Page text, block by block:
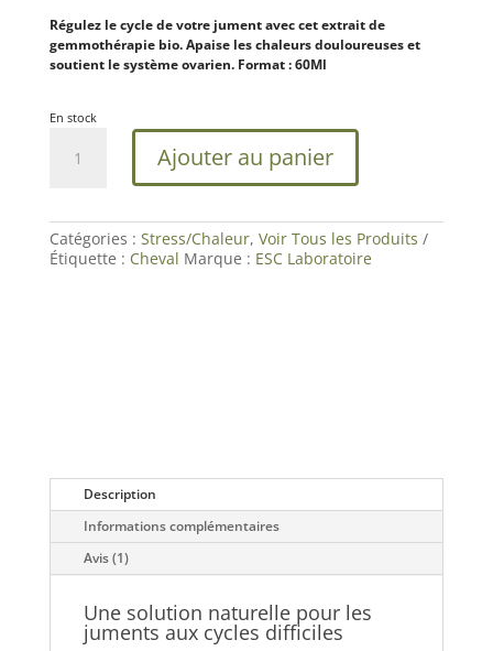
client
Régulez le cycle de votre jument avec cet extrait de
gemmothérapie bio. Apaise les chaleurs douloureuses et
soutient le système ovarien. Format : 60Ml
En stock
Cycle
Jument
Ajouter au panier
Catégories : Stress/Chaleur, Voir Tous les Produits
Étiquette : Cheval Marque : ESC Laboratoire
Description
Informations complémentaires
Avis (1)
Une solution naturelle pour les
juments aux cycles difficiles